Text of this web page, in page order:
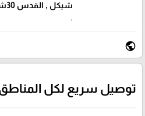
شيكل , القدس 30شيكل, الداخل 75 شيكل
.
public
توصيل سريع لكل